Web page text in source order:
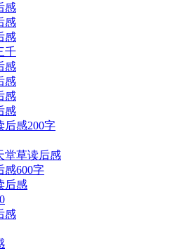
感
感
感
千
感
感
感
感
后感200字
堂草读后感
感600字
后感
感